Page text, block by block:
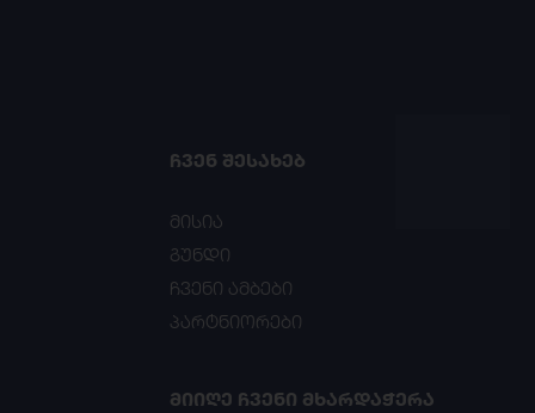
ᲩᲕᲔᲜ ᲨᲔᲡᲐᲮᲔᲑ
მისია
გუნდი
ჩვენი ამბები
პარტნიორები
ᲛᲘᲘᲦᲔ ᲩᲕᲔᲜᲘ ᲛᲮᲐᲠᲓᲐᲭᲔᲠᲐ